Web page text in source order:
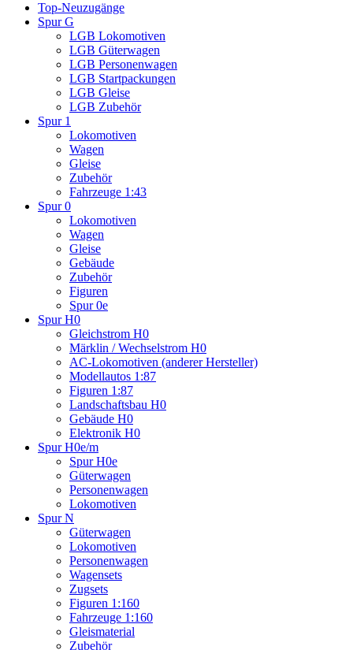
Top-Neuzugänge
Spur G
LGB Lokomotiven
LGB Güterwagen
LGB Personenwagen
LGB Startpackungen
LGB Gleise
LGB Zubehör
Spur 1
Lokomotiven
Wagen
Gleise
Zubehör
Fahrzeuge 1:43
Spur 0
Lokomotiven
Wagen
Gleise
Gebäude
Zubehör
Figuren
Spur 0e
Spur H0
Gleichstrom H0
Märklin / Wechselstrom H0
AC-Lokomotiven (anderer Hersteller)
Modellautos 1:87
Figuren 1:87
Landschaftsbau H0
Gebäude H0
Elektronik H0
Spur H0e/m
Spur H0e
Güterwagen
Personenwagen
Lokomotiven
Spur N
Güterwagen
Lokomotiven
Personenwagen
Wagensets
Zugsets
Figuren 1:160
Fahrzeuge 1:160
Gleismaterial
Zubehör